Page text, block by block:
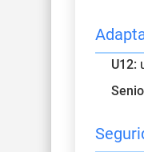
U12: